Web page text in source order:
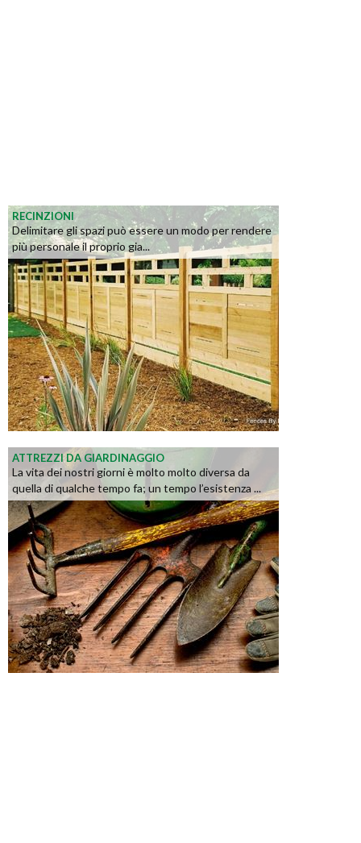
RECINZIONI
Delimitare gli spazi può essere un modo per rendere
più personale il proprio gia...
ATTREZZI DA GIARDINAGGIO
La vita dei nostri giorni è molto molto diversa da
quella di qualche tempo fa; un tempo l’esistenza ...